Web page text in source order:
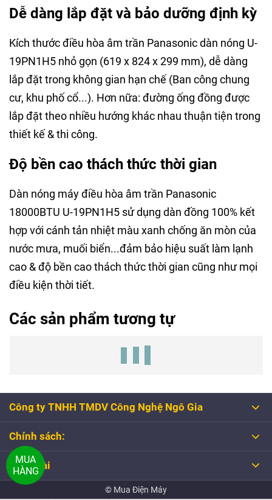
MUA
HÀNG
Dễ dàng lắp đặt và bảo dưỡng định kỳ
Kích thước điều hòa âm trần Panasonic dàn nóng U-
19PN1H5 nhỏ gọn (619 x 824 x 299 mm), dễ dàng
lắp đặt trong không gian hạn chế (Ban công chung
cư, khu phố cổ...). Hơn nữa: đường ống đồng được
lắp đặt theo nhiều hướng khác nhau thuận tiện trong
thiết kế & thi công.
Độ bền cao thách thức thời gian
Dàn nóng máy điều hòa âm trần Panasonic
18000BTU U-19PN1H5 sử dụng dàn đồng 100% kết
hợp với cánh tản nhiệt màu xanh chống ăn mòn của
nước mưa, muối biển...đảm bảo hiệu suất làm lạnh
cao & độ bền cao thách thức thời gian cũng như mọi
điều kiện thời tiết.
Các sản phẩm tương tự
Công ty TNHH TMDV Công Nghệ Ngô Gia
Chính sách:
Tổng đài
© Mua Điện Máy